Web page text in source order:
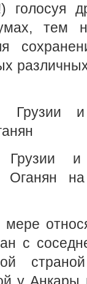
голосуя
тем
Грузии
на
мере
с